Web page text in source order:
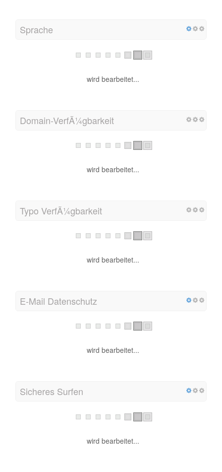
Sprache
wird bearbeitet...
Domain-VerfÃ¼gbarkeit
wird bearbeitet...
Typo VerfÃ¼gbarkeit
wird bearbeitet...
E-Mail Datenschutz
wird bearbeitet...
Sicheres Surfen
wird bearbeitet...